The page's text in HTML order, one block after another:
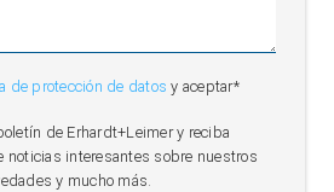
de protección de datosy aceptar*
de Erhardt+Leimer y reciba
noticias interesantes sobre nuestros
y mucho más.